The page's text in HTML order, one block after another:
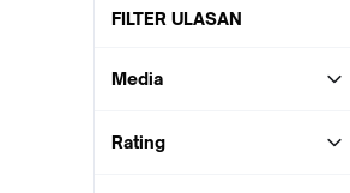
FILTER ULASAN
Media
Rating